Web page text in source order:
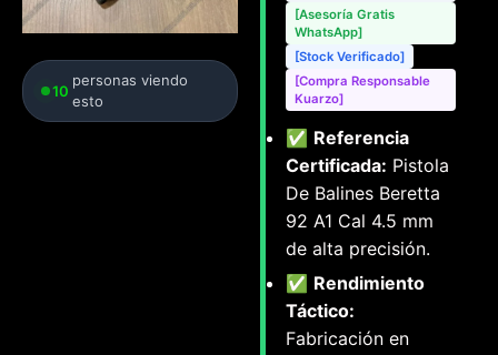
10
personas viendo
esto
[Asesoría Gratis
WhatsApp]
[Stock Verificado]
[Compra Responsable
Kuarzo]
✅ Referencia
Certificada: Pistola
De Balines Beretta
92 A1 Cal 4.5 mm
de alta precisión.
✅ Rendimiento
Táctico:
Fabricación en